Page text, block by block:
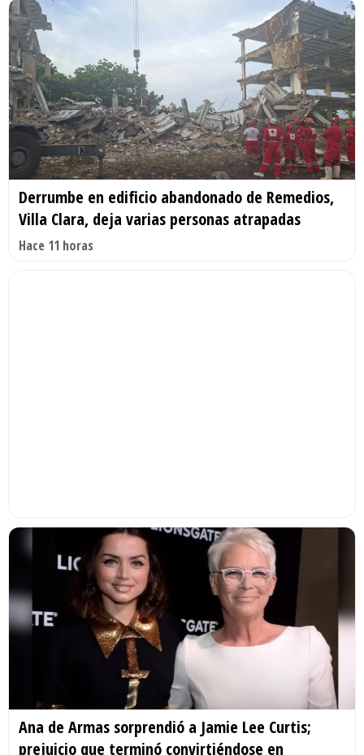
Derrumbe en edificio abandonado de Remedios,
Villa Clara, deja varias personas atrapadas
Hace 11 horas
Ana de Armas sorprendió a Jamie Lee Curtis;
prejuicio que terminó convirtiéndose en